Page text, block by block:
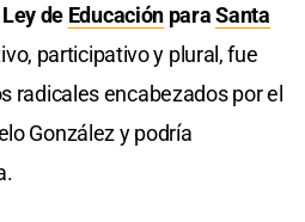
Ley de Educación paraSanta
participativo y plural, fue
radicales encabezados por el
González y podría